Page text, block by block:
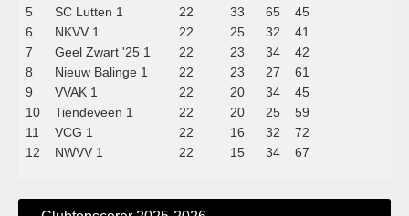
5
SC Lutten 1 22 33 65
45
6
NKVV 1 22 25 32
41
7
Geel Zwart '25 1 22 23 34
42
8
Nieuw Balinge 1 22 23 27
61
9
VVAK 1 22 20 34
45
10
Tiendeveen 1 22 20 25
59
11
VCG 1 22 16 32
72
12
NWVV 1 22 15 34 67